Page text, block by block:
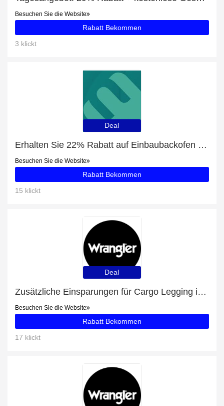
Besuchen Sie die Website
Rabatt Bekommen
3 klickt
Deal
Erhalten Sie 22% Rabatt auf Einbaubackofen Dolce Stil Novo 60 cm STEAM100 PRO
Besuchen Sie die Website
Rabatt Bekommen
15 klickt
Deal
Zusätzliche Einsparungen für Cargo Legging in Black plus zusätzliche 64-Angebote
Besuchen Sie die Website
Rabatt Bekommen
17 klickt